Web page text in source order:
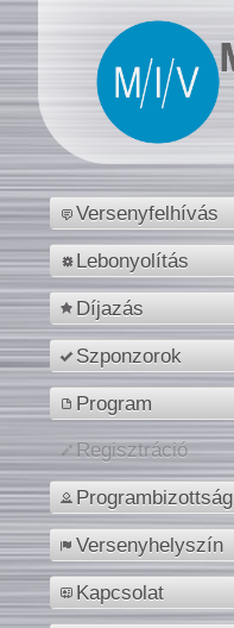
Versenyfelhívás
Lebonyolítás
Díjazás
Szponzorok
Program
Regisztráció
Programbizottság
Versenyhelyszín
Kapcsolat